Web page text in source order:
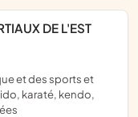
karaté, kendo,